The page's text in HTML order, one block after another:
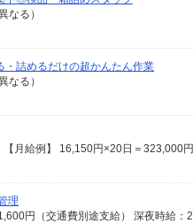
なる）
詰めるだけの超かんたん作業
なる）
月給例】 16,150円×20日＝323,000円
理
円（交通費別途支給） 深夜時給